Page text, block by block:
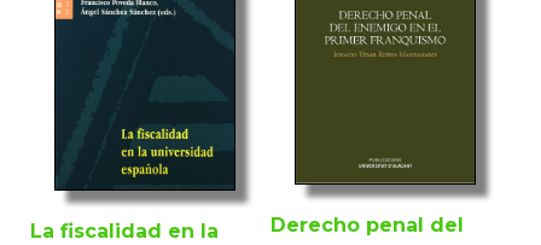
La fiscalidad en la
Derecho penal del